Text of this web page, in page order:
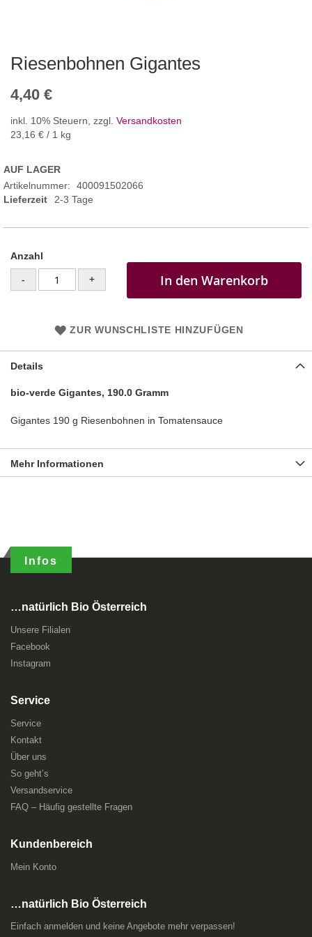
Riesenbohnen Gigantes
4,40 €
inkl. 10% Steuern, zzgl. Versandkosten
23,16 € / 1 kg
AUF LAGER
Artikelnummer
400091502066
Lieferzeit
2-3 Tage
Anzahl
- + In den Warenkorb
ZUR WUNSCHLISTE HINZUFÜGEN
Details
bio-verde Gigantes, 190.0 Gramm
Gigantes 190 g Riesenbohnen in Tomatensauce
Mehr Informationen
Infos
…natürlich Bio Österreich
Unsere Filialen
Facebook
Instagram
Service
Service
Kontakt
Über uns
So geht’s
Versandservice
FAQ – Häufig gestellte Fragen
Kundenbereich
Mein Konto
…natürlich Bio Österreich
Einfach anmelden und keine Angebote mehr verpassen!